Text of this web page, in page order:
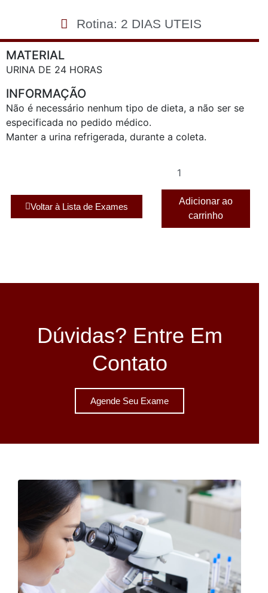
Rotina: 2 DIAS UTEIS
MATERIAL
URINA DE 24 HORAS
INFORMAÇÃO
Não é necessário nenhum tipo de dieta, a não ser se
especificada no pedido médico.
Manter a urina refrigerada, durante a coleta.
Voltar à Lista de Exames
Adicionar ao
carrinho
Dúvidas? Entre Em
Contato
Agende Seu Exame